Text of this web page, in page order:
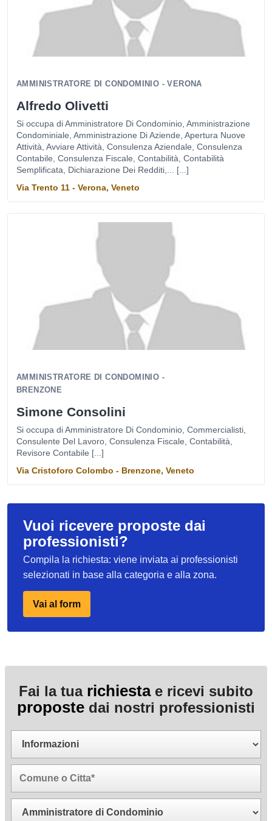
AMMINISTRATORE DI CONDOMINIO - VERONA
Alfredo Olivetti
Si occupa di Amministratore Di Condominio, Amministrazione
Condominiale, Amministrazione Di Aziende, Apertura Nuove
Attività, Avviare Attività, Consulenza Aziendale, Consulenza
Contabile, Consulenza Fiscale, Contabilità, Contabilità
Semplificata, Dichiarazione Dei Redditi,... [...]
Via Trento 11 - Verona, Veneto
AMMINISTRATORE DI CONDOMINIO -
BRENZONE
Simone Consolini
Si occupa di Amministratore Di Condominio, Commercialisti,
Consulente Del Lavoro, Consulenza Fiscale, Contabilità,
Revisore Contabile [...]
Via Cristoforo Colombo - Brenzone, Veneto
Vuoi ricevere proposte dai
professionisti?
Compila la richiesta: viene inviata ai professionisti
selezionati in base alla categoria e alla zona.
Vai al form
Fai la tua richiestae ricevi subito
proposte dai nostri professionisti